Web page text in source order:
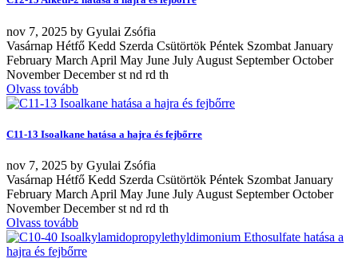
nov 7, 2025 by Gyulai Zsófia
Vasárnap Hétfő Kedd Szerda Csütörtök Péntek Szombat January
February March April May June July August September October
November December st nd rd th
Olvass tovább
C11-13 Isoalkane hatása a hajra és fejbőrre
nov 7, 2025 by Gyulai Zsófia
Vasárnap Hétfő Kedd Szerda Csütörtök Péntek Szombat January
February March April May June July August September October
November December st nd rd th
Olvass tovább